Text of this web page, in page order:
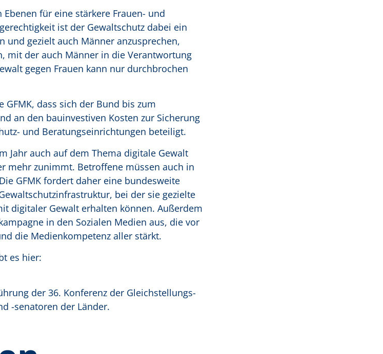
für eine stärkere Frauen- und
ist der Gewaltschutz dabei ein
gezielt auch Männer anzusprechen,
mit der auch Männer in die Verantwortung
gegen Frauen kann nur durchbrochen
dass sich der Bund bis zum
an den bauinvestiven Kosten zur Sicherung
und Beratungseinrichtungen beteiligt.
Jahr auch auf dem Thema digitale Gewalt
mehr zunimmt. Betroffene müssen auch in
GFMK fordert daher eine bundesweite
bei der sie gezielte
digitaler Gewalt erhalten können. Außerdem
in den Sozialen Medien aus, die vor
die Medienkompetenz aller stärkt.
es hier:
der 36. Konferenz der Gleichstellungs-
-senatoren der Länder.